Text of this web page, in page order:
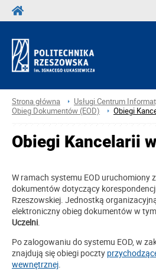
Strona główna Usługi Centrum
Obieg Dokumentów (EOD)
Obiegi
Obiegi Kancelarii
W ramach systemu EOD uruchomiony
dokumentów dotyczący
Rzeszowskiej. Jednostką
elektroniczny obieg dokumentów w
Uczelni.
Po zalogowaniu do systemu EOD, w
znajdują się obiegi poczty
wewnętrznej.